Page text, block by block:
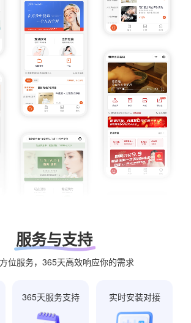
服务与支持
位服务，365天高效响应你的需求
365天服务支持 实时安装对接